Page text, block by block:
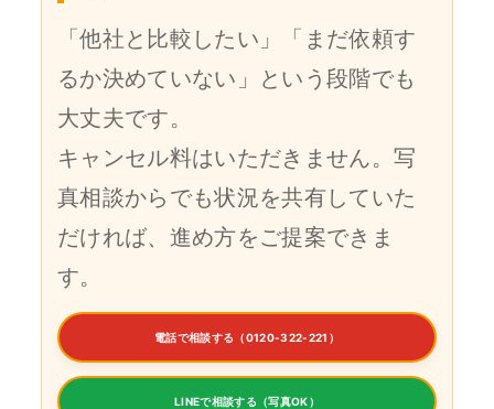
「他社と比較したい」「まだ依頼す
るか決めていない」という段階でも
大丈夫です。
キャンセル料はいただきません。写
真相談からでも状況を共有していた
だければ、進め方をご提案できま
す。
電話で相談する（0120-322-221）
LINEで相談する（写真OK）